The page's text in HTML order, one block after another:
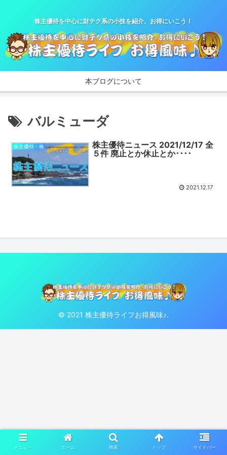
株主優待を中心に財テク系の小技を紹介、お得にいこう！
本ブログについて
バルミューダ
株主優待・株
株主優待ニュース 2021/12/17 全
５件 廃止とか休止とか････
2021.12.17
© 2021 株主優待ライフお得風味♪.
メニュー ホーム 検索 トップ サイドバー